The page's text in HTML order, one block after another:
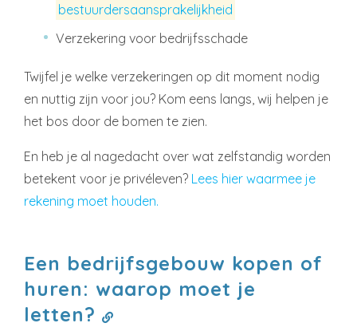
bestuurdersaansprakelijkheid
Verzekering voor bedrijfsschade
Twijfel je welke verzekeringen op dit moment nodig
en nuttig zijn voor jou? Kom eens langs, wij helpen je
het bos door de bomen te zien.
En heb je al nagedacht over wat zelfstandig worden
betekent voor je privéleven? Lees hier waarmee je
rekening moet houden.
Een bedrijfsgebouw kopen of
huren: waarop moet je
letten?